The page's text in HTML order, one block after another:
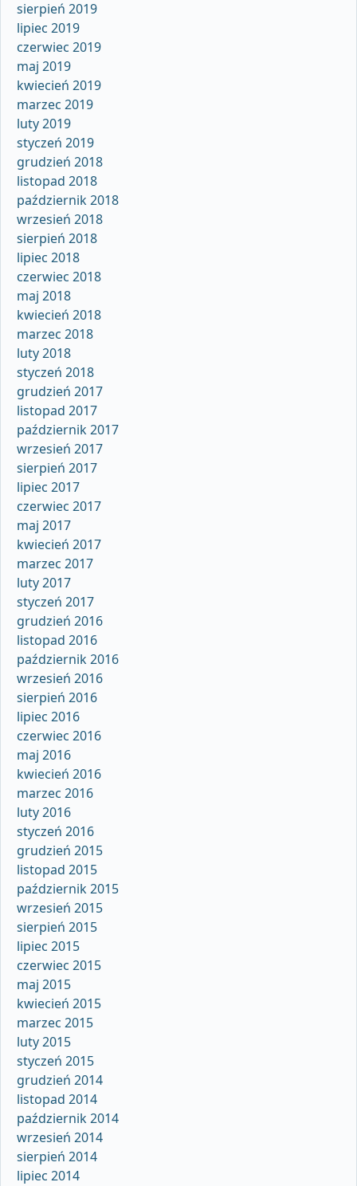
sierpień 2019
lipiec 2019
czerwiec 2019
maj 2019
kwiecień 2019
marzec 2019
luty 2019
styczeń 2019
grudzień 2018
listopad 2018
październik 2018
wrzesień 2018
sierpień 2018
lipiec 2018
czerwiec 2018
maj 2018
kwiecień 2018
marzec 2018
luty 2018
styczeń 2018
grudzień 2017
listopad 2017
październik 2017
wrzesień 2017
sierpień 2017
lipiec 2017
czerwiec 2017
maj 2017
kwiecień 2017
marzec 2017
luty 2017
styczeń 2017
grudzień 2016
listopad 2016
październik 2016
wrzesień 2016
sierpień 2016
lipiec 2016
czerwiec 2016
maj 2016
kwiecień 2016
marzec 2016
luty 2016
styczeń 2016
grudzień 2015
listopad 2015
październik 2015
wrzesień 2015
sierpień 2015
lipiec 2015
czerwiec 2015
maj 2015
kwiecień 2015
marzec 2015
luty 2015
styczeń 2015
grudzień 2014
listopad 2014
październik 2014
wrzesień 2014
sierpień 2014
lipiec 2014